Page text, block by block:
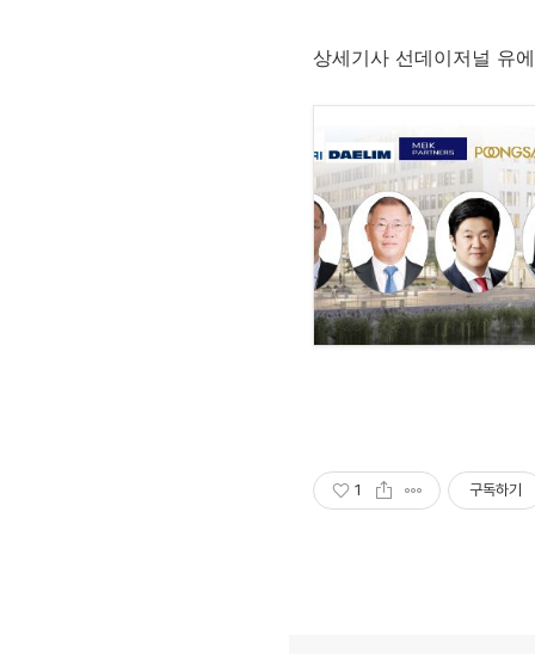
상세기사 선데이저널 유
1 구독하기